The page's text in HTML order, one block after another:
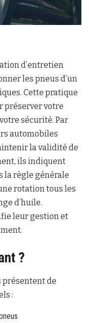
d’entretien
les pneus d’un
Cette pratique
préserver votre
sécurité. Par
automobiles
la validité de
ils indiquent
la règle générale
rotation tous les
d’huile.
leur gestion et
?
présentent de
: